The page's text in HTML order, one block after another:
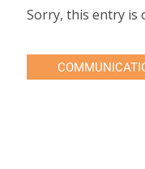
Sorry, this entry is